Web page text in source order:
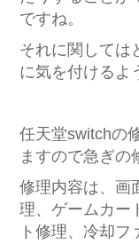
ですね。
それに関しては
に気を付ける
任天堂switchの
ますので急ぎの
修理内容は、画
理、ゲームカー
ト修理、冷却